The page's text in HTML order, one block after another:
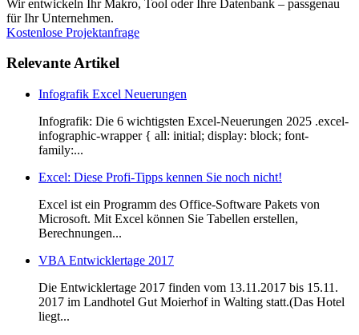
Wir entwickeln Ihr Makro, Tool oder Ihre Datenbank – passgenau
für Ihr Unternehmen.
Kostenlose Projektanfrage
Relevante Artikel
Infografik Excel Neuerungen
Infografik: Die 6 wichtigsten Excel-Neuerungen 2025 .excel-
infographic-wrapper { all: initial; display: block; font-
family:...
Excel: Diese Profi-Tipps kennen Sie noch nicht!
Excel ist ein Programm des Office-Software Pakets von
Microsoft. Mit Excel können Sie Tabellen erstellen,
Berechnungen...
VBA Entwicklertage 2017
Die Entwicklertage 2017 finden vom 13.11.2017 bis 15.11.
2017 im Landhotel Gut Moierhof in Walting statt.(Das Hotel
liegt...